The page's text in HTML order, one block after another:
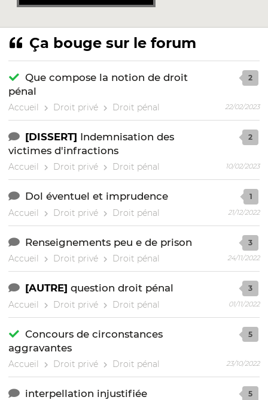
Ça bouge sur le forum
Que compose la notion de droit
pénal
Accueil Droit privé Droit pénal
2
22/02/2023
[DISSERT] Indemnisation des
victimes d'infractions
Accueil Droit privé Droit pénal
2
10/02/2023
Dol éventuel et imprudence
Accueil Droit privé Droit pénal
1
21/12/2022
Renseignements peu e de prison
Accueil Droit privé Droit pénal
3
24/11/2022
[AUTRE] question droit pénal
Accueil Droit privé Droit pénal
3
01/11/2022
Concours de circonstances
aggravantes
Accueil Droit privé Droit pénal
5
23/10/2022
interpellation injustifiée 5